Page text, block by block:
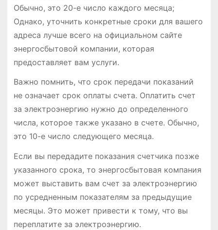
Обычно, это 20-е число каждого месяца;
Однако, уточнить конкретные сроки для вашего
адреса лучше всего на официальном сайте
энергосбытовой компании, которая
предоставляет вам услуги.
Важно помнить, что срок передачи показаний
не означает срок оплаты счета. Оплатить счет
за электроэнергию нужно до определенного
числа, которое также указано в счете. Обычно,
это 10-е число следующего месяца.
Если вы передадите показания счетчика позже
указанного срока, то энергосбытовая компания
может выставить вам счет за электроэнергию
по усредненным показателям за предыдущие
месяцы. Это может привести к тому, что вы
переплатите за электроэнергию.